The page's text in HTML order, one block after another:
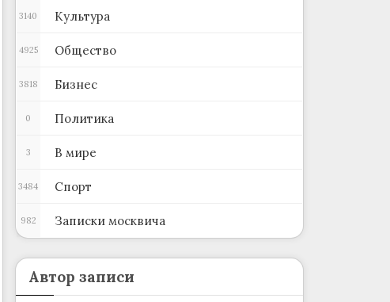
Культура
3140
Общество
4925
Бизнес
3818
Политика
0
В мире
3
Спорт
3484
Записки москвича
982
Автор записи